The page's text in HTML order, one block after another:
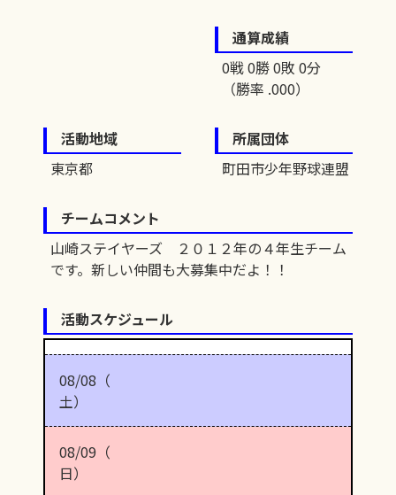
通算成績
0戦 0勝 0敗 0分
（勝率 .000）
活動地域
東京都
所属団体
町田市少年野球連盟
チームコメント
山崎ステイヤーズ ２０１２年の４年生チーム
です。新しい仲間も大募集中だよ！！
活動スケジュール
08/08（
土）
08/09（
日）